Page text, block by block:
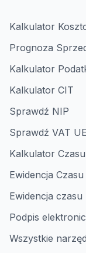
Kalkulator
Prognoza
Kalkulator
Kalkulator CIT
Sprawdź NIP
Sprawdź VAT
Kalkulator
Ewidencja
Ewidencja
Podpis
Wszystkie